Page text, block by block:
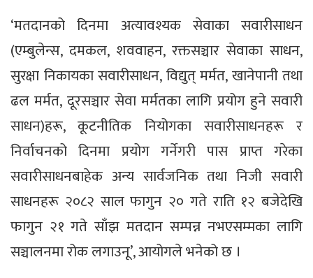
‘मतदानको दिनमा अत्यावश्यक सेवाका सवारीसाधन
(एम्बुलेन्स, दमकल, शववाहन, रक्तसञ्चार सेवाका साधन,
सुरक्षा निकायका सवारीसाधन, विद्युत् मर्मत, खानेपानी तथा
ढल मर्मत, दूरसञ्चार सेवा मर्मतका लागि प्रयोग हुने सवारी
साधन)हरू, कूटनीतिक नियोगका सवारीसाधनहरू र
निर्वाचनको दिनमा प्रयोग गर्नेगरी पास प्राप्त गरेका
सवारीसाधनबाहेक अन्य सार्वजनिक तथा निजी सवारी
साधनहरू २०८२ साल फागुन २० गते राति १२ बजेदेखि
फागुन २१ गते साँझ मतदान सम्पन्न नभएसम्मका लागि
सञ्चालनमा रोक लगाउनू’, आयोगले भनेको छ ।